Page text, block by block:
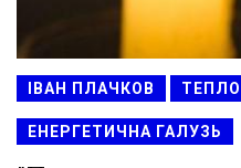
ІВАН ПЛАЧКОВ
ЕНЕРГЕТИЧНА ГАЛУЗЬ